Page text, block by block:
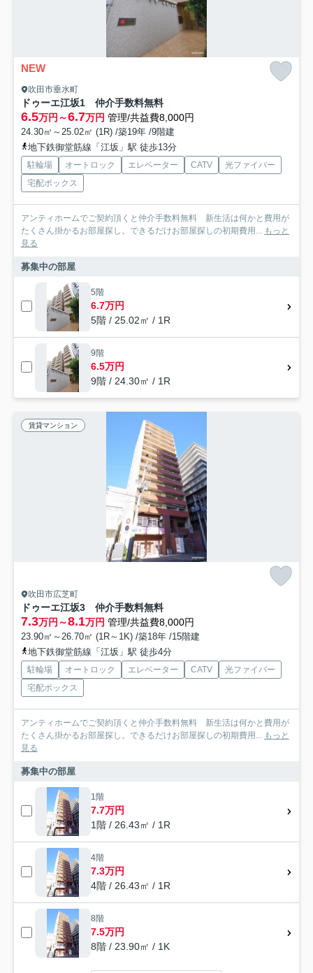
NEW
吹田市垂水町
ドゥーエ江坂1 仲介手数料無料
6.5万円～6.7万円 管理/共益費8,000円
24.30㎡～25.02㎡ (1R) /築19年 /9階建
地下鉄御堂筋線「江坂」駅 徒歩13分
駐輪場 オートロック エレベーター CATV
光ファイバー
宅配ボックス
アンティホームでご契約頂くと仲介手数料無料 新生活は何かと費用が
たくさん掛かるお部屋探し。できるだけお部屋探しの初期費用... もっと
見る
募集中の部屋
5階
6.7万円
5階 / 25.02㎡ / 1R
9階
6.5万円
9階 / 24.30㎡ / 1R
賃貸マンション
吹田市広芝町
ドゥーエ江坂3 仲介手数料無料
7.3万円～8.1万円 管理/共益費8,000円
23.90㎡～26.70㎡ (1R～1K) /築18年 /15階建
地下鉄御堂筋線「江坂」駅 徒歩4分
駐輪場 オートロック エレベーター CATV
光ファイバー
宅配ボックス
アンティホームでご契約頂くと仲介手数料無料 新生活は何かと費用が
たくさん掛かるお部屋探し。できるだけお部屋探しの初期費用... もっと
見る
募集中の部屋
1階
7.7万円
1階 / 26.43㎡ / 1R
4階
7.3万円
4階 / 26.43㎡ / 1R
8階
7.5万円
8階 / 23.90㎡ / 1K